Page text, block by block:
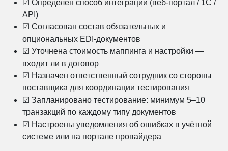
☑ Определён способ интеграции (веб-портал / 1С /
API)
☑ Согласован состав обязательных и
опциональных EDI-документов
☑ Уточнена стоимость маппинга и настройки —
входит ли в договор
☑ Назначен ответственный сотрудник со стороны
поставщика для координации тестирования
☑ Запланировано тестирование: минимум 5–10
транзакций по каждому типу документов
☑ Настроены уведомления об ошибках в учётной
системе или на портале провайдера